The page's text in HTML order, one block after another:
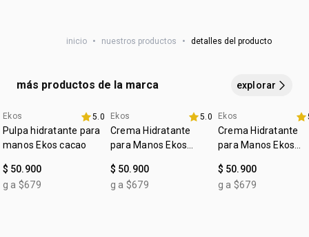
• proporciona hidratación durante todo el día
inicio • nuestros productos • detalles del producto
más productos de la marca explorar
4u al 40%
Ekos 5.0
Pulpa hidratante para
manos Ekos cacao
$ 50.900
g a $679
4u al 40%
Ekos 5.0
Crema Hidratante
para Manos Ekos
$ 50.900
g a $679
4u al 40%
Ekos
Crema Hidratante
para Manos Ekos
$ 50.900
g a $679